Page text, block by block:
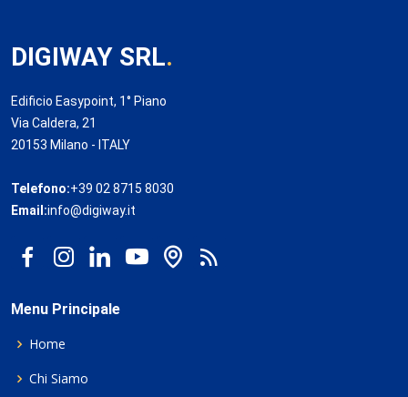
DIGIWAY SRL.
Edificio Easypoint, 1° Piano
Via Caldera, 21
20153 Milano - ITALY
Telefono:+39 02 8715 8030
Email:info@digiway.it
Menu Principale
Home
Chi Siamo